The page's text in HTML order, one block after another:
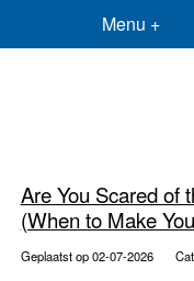
Menu +
Are You Scared of
(When to Make
Geplaatst op 02-07-2026